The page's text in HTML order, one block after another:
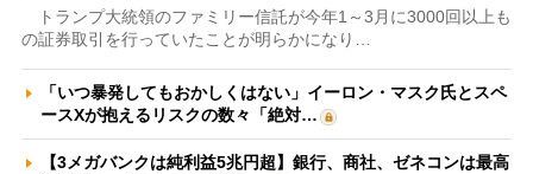
トランプ大統領のファミリー信託が今年1～3月に3000回以上も
の証券取引を行っていたことが明らかになり…
「いつ暴発してもおかしくはない」イーロン・マスク氏とスペ
ースXが抱えるリスクの数々「絶対…
【3メガバンクは純利益5兆円超】銀行、商社、ゼネコンは最高